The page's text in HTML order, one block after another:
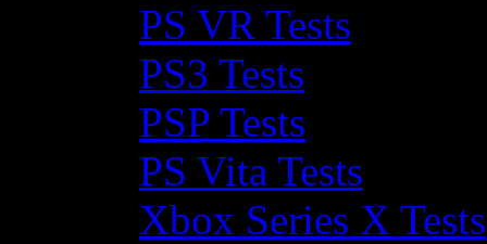
PS VR Tests
PS3 Tests
PSP Tests
PS Vita Tests
Xbox Series X Tests